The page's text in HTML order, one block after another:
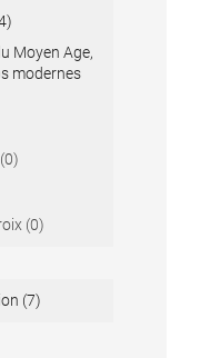
Moyen Age,
modernes
(0)
(7)